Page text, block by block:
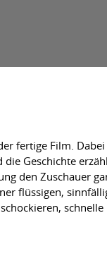
fertige Film.
Geschichte
den Zuschauer
flüssigen,